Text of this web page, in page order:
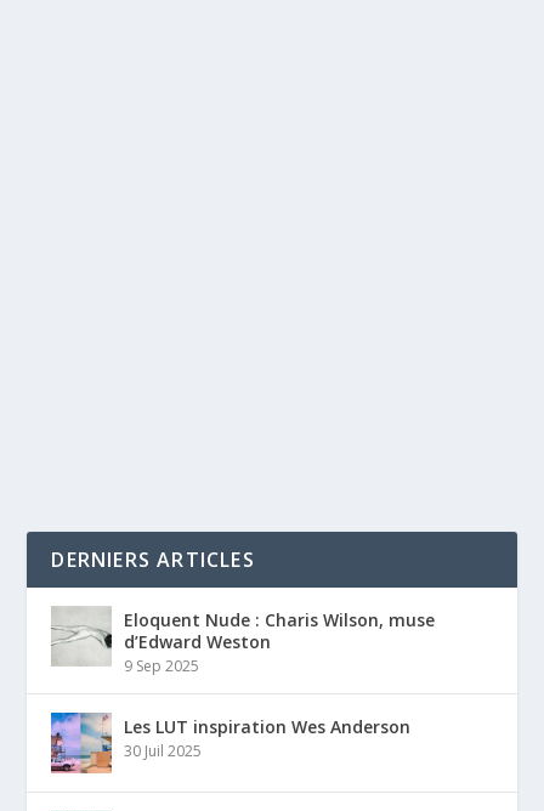
DERNIERS ARTICLES
Eloquent Nude : Charis Wilson, muse
d’Edward Weston
9 Sep 2025
Les LUT inspiration Wes Anderson
30 Juil 2025